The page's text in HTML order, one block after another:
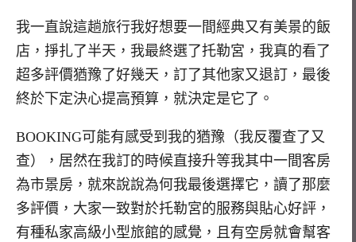
我一直說這趟旅行我好想要一間經典又有美景的飯
店，掙扎了半天，我最終選了托勒宮，我真的看了
超多評價猶豫了好幾天，訂了其他家又退訂，最後
終於下定決心提高預算，就決定是它了。
BOOKING可能有感受到我的猶豫（我反覆查了又
查），居然在我訂的時候直接升等我其中一間客房
為市景房，就來說說為何我最後選擇它，讀了那麼
多評價，大家一致對於托勒宮的服務與貼心好評，
有種私家高級小型旅館的感覺，且有空房就會幫客